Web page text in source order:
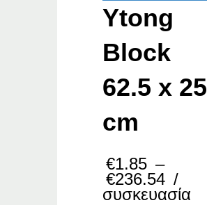
Ytong
Block
62.5 x 25
cm
€1.85 –
€236.54 Price
range:
/
συσκευασία